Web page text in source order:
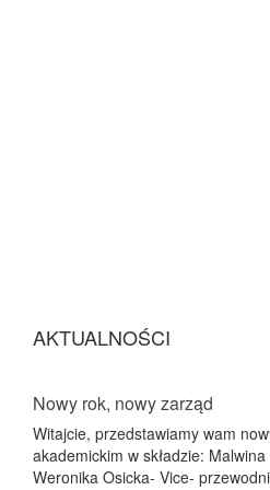
AKTUALNOŚCI
Nowy rok, nowy zarząd
Witajcie, przedstawiamy wam
akademickim w składzie:
Weronika Osicka- Vice-